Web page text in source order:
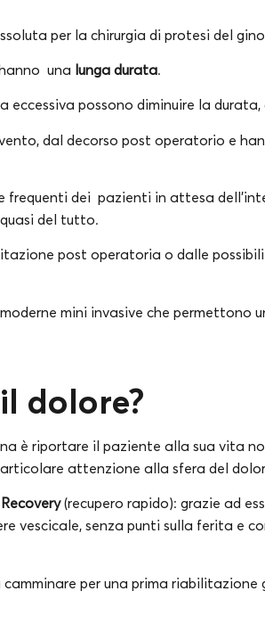
per la chirurgia di protesi del
una lunga durata.
eccessiva possono diminuire la
dal decorso post operatorio e
frequenti dei pazienti in attesa
del tutto.
post operatoria o dalle possibili
mini invasive che permettono
dolore?
è riportare il paziente alla sua vita
attenzione alla sfera del
(recupero rapido): grazie ad
vescicale, senza punti sulla ferita e
per una prima riabilitazione